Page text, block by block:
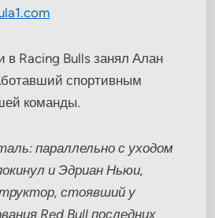
в Racing Bulls занял Алан
спортивным
команды.
параллельно с уходом
и Эдриан Ньюи,
стоявший у
Red Bull последних